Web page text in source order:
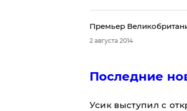
​Премьер
2 августа 2014
Последние
Усик выступил с